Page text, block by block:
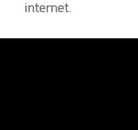
internet.